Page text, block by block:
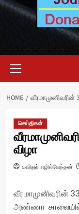
Menu
HOME வீரமாமுனிவரின்
செய்திகள்
விழா
கவிஞர்-எழில்வேந்தன்
வீரமாமுனிவரின்
அண்ணா சாலையில்